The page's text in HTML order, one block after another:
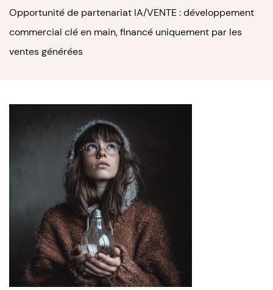
Opportunité de partenariat IA/VENTE : développement
commercial clé en main, financé uniquement par les
ventes générées